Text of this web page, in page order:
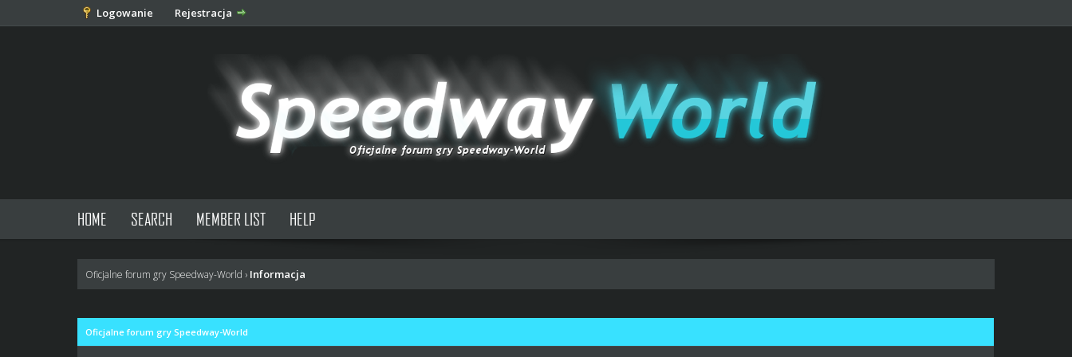
Logowanie Rejestracja
HOME SEARCH MEMBER LIST HELP
Oficjalne forum gry Speedway-World › Informacja
Oficjalne forum gry Speedway-World